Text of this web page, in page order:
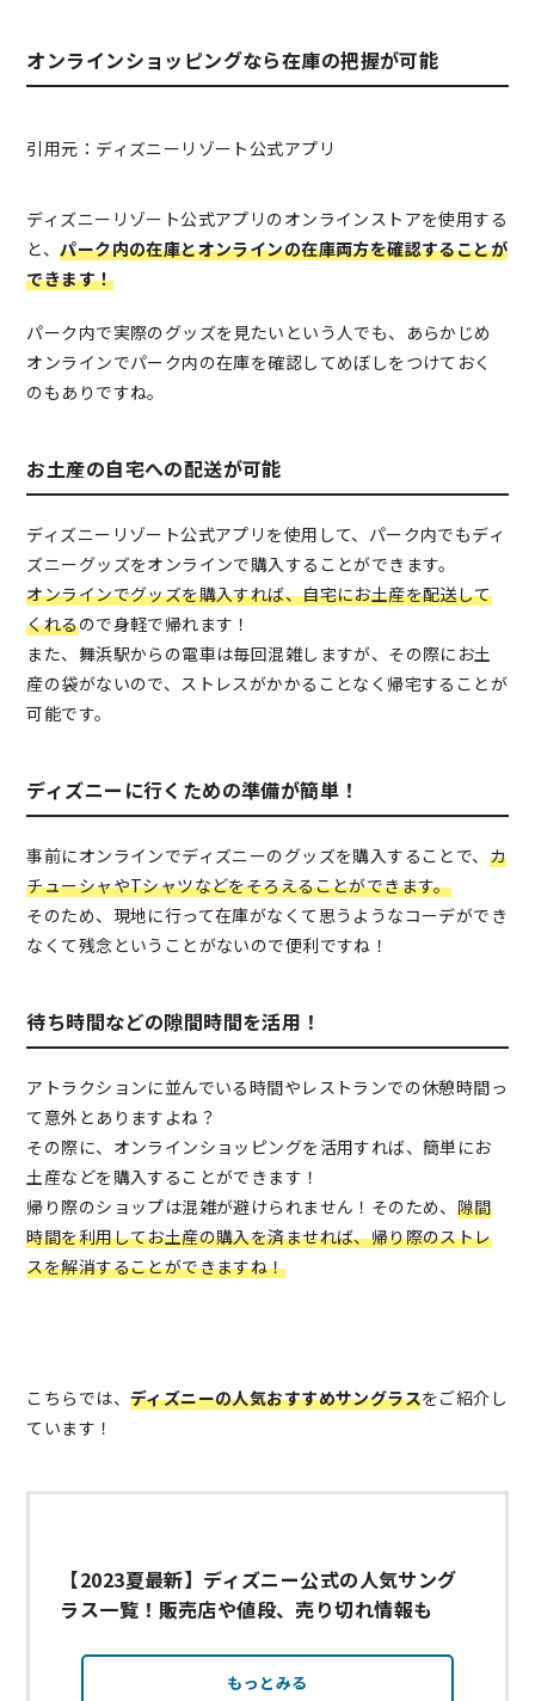
オンラインショッピングなら在庫の把握が可能
引用元：ディズニーリゾート公式アプリ
ディズニーリゾート公式アプリのオンラインストアを使用する
と、パーク内の在庫とオンラインの在庫両方を確認することが
できます！
パーク内で実際のグッズを見たいという人でも、あらかじめ
オンラインでパーク内の在庫を確認してめぼしをつけておく
のもありですね。
お土産の自宅への配送が可能
ディズニーリゾート公式アプリを使用して、パーク内でもディ
ズニーグッズをオンラインで購入することができます。
オンラインでグッズを購入すれば、自宅にお土産を配送して
くれるので身軽で帰れます！
また、舞浜駅からの電車は毎回混雑しますが、その際にお土
産の袋がないので、ストレスがかかることなく帰宅することが
可能です。
ディズニーに行くための準備が簡単！
事前にオンラインでディズニーのグッズを購入することで、 カ
チューシャやTシャツなどをそろえることができます。
そのため、現地に行って在庫がなくて思うようなコーデができ
なくて残念ということがないので便利ですね！
待ち時間などの隙間時間を活用！
アトラクションに並んでいる時間やレストランでの休憩時間っ
て意外とありますよね？
その際に、オンラインショッピングを活用すれば、簡単にお
土産などを購入することができます！
帰り際のショップは混雑が避けられません！そのため、 隙間
時間を利用してお土産の購入を済ませれば、帰り際のストレ
スを解消することができますね！
こちらでは、 ディズニーの人気おすすめサングラスをご紹介し
ています！
【2023夏最新】ディズニー公式の人気サング
ラス一覧！販売店や値段、売り切れ情報も
もっとみる